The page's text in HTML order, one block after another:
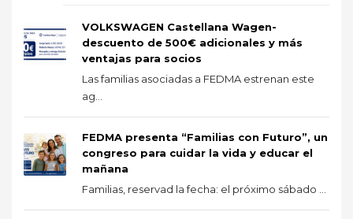
VOLKSWAGEN Castellana Wagen-
descuento de 500€ adicionales y más
ventajas para socios
Las familias asociadas a FEDMA estrenan este
ag...
FEDMA presenta “Familias con Futuro”, un
congreso para cuidar la vida y educar el
mañana
Familias, reservad la fecha: el próximo sábado ...